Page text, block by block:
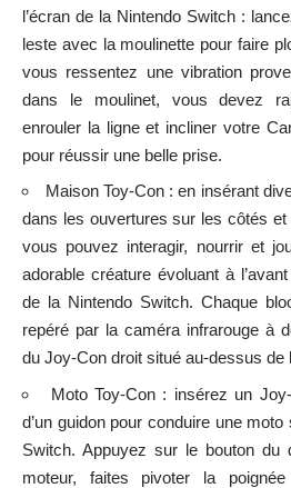
l’écran de la Nintendo Switch :
leste avec la moulinette pour faire
vous ressentez une vibration
dans le moulinet, vous devez
enrouler la ligne et incliner votre
pour réussir une belle prise.
Maison Toy-Con : en insérant
dans les ouvertures sur les côtés
vous pouvez interagir, nourrir et
adorable créature évoluant à
de la Nintendo Switch. Chaque
repéré par la caméra infrarouge à
du Joy-Con droit situé au-dessus de
Moto Toy-Con : insérez un
d’un guidon pour conduire une
Switch. Appuyez sur le bouton du
moteur, faites pivoter la